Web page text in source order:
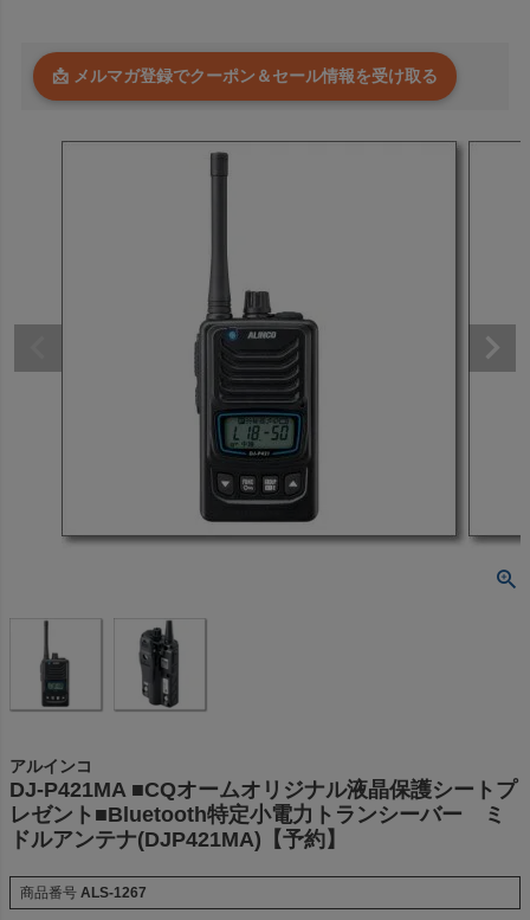
📩 メルマガ登録でクーポン＆セール情報を受け取る
アルインコ
DJ-P421MA ■CQオームオリジナル液晶保護シートプ
レゼント■Bluetooth特定小電力トランシーバー ミ
ドルアンテナ(DJP421MA)【予約】
商品番号 ALS-1267